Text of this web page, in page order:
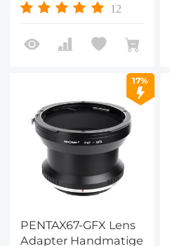
Lichaam
12
17%
PENTAX67-GFX Lens
Adapter Handmatige